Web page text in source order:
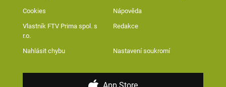
Cookies Nápověda
Vlastník FTV Prima spol. s
r.o.
Redakce
Nahlásit chybu Nastavení soukromí